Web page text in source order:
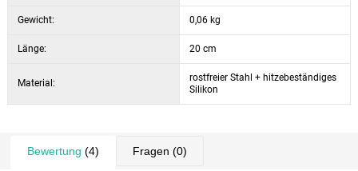
Gewicht: 0,06 kg
Länge: 20 cm
Material:
rostfreier Stahl + hitzebeständiges
Silikon
Bewertung (4) Fragen (0)